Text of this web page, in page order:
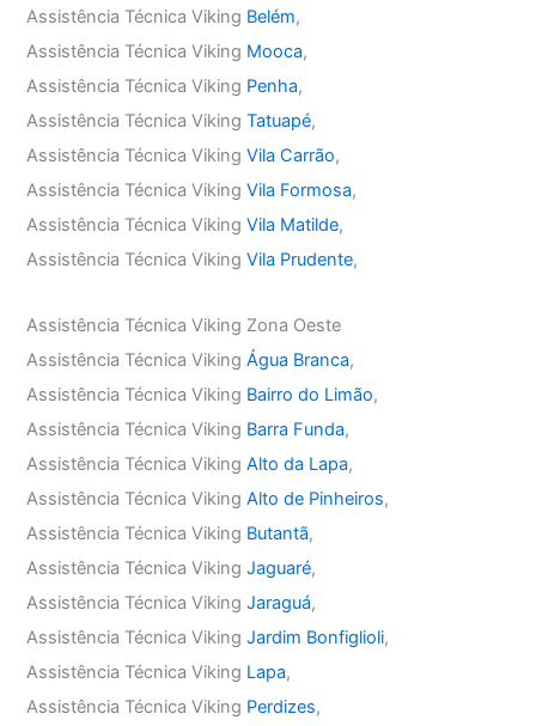
Assistência Técnica Viking Belém,
Assistência Técnica Viking Mooca,
Assistência Técnica Viking Penha,
Assistência Técnica VikingTatuapé,
Assistência Técnica VikingVila Carrão,
Assistência Técnica VikingVila Formosa,
Assistência Técnica VikingVila Matilde,
Assistência Técnica VikingVila Prudente,
Assistência Técnica Viking Zona Oeste
Assistência Técnica VikingÁgua Branca,
Assistência Técnica Viking Bairro do Limão,
Assistência Técnica Viking Barra Funda,
Assistência Técnica VikingAlto da Lapa,
Assistência Técnica VikingAlto de Pinheiros,
Assistência Técnica Viking Butantã,
Assistência Técnica VikingJaguaré,
Assistência Técnica VikingJaraguá,
Assistência Técnica VikingJardim Bonfiglioli,
Assistência Técnica Viking Lapa,
Assistência Técnica Viking Perdizes,